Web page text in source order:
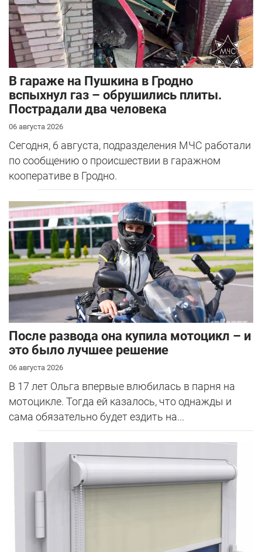
В гараже на Пушкина в Гродно
вспыхнул газ – обрушились плиты.
Пострадали два человека
06 августа 2026
Сегодня, 6 августа, подразделения МЧС работали
по сообщению о происшествии в гаражном
кооперативе в Гродно.
После развода она купила мотоцикл – и
это было лучшее решение
06 августа 2026
В 17 лет Ольга впервые влюбилась в парня на
мотоцикле. Тогда ей казалось, что однажды и
сама обязательно будет ездить на...